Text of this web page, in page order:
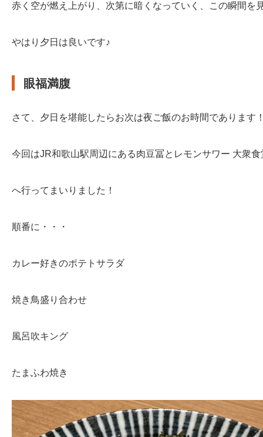
赤く空が燃え上がり、次第に暗くなっていく、この瞬間を
やはり夕日は良いです♪
眼福満腹
さて、夕日を堪能したらお次は夜ご飯のお時間であります
今回はJR和歌山駅周辺にある肉豆冨とレモンサワー 大衆
へ行ってまいりました！
順番に・・・
カレー好きのポテトサラダ
焼き鳥盛り合わせ
風呂吹キング
たまふわ焼き